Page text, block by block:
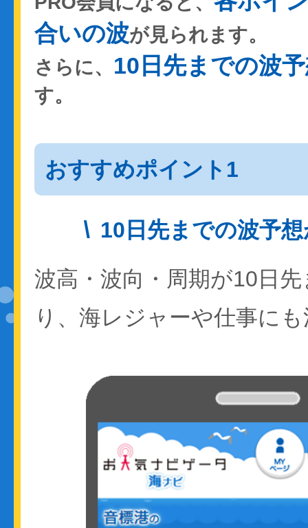
合いの波が見られます。
さらに、 10日先までの波
す。
おすすめポイント1
10日先までの波予
波高・波向・周期が10日
り、海レジャーや仕事に